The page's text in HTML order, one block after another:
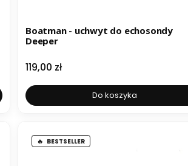
Boatman - uchwyt do echosondy
Deeper
Cena
119,00 zł
Do koszyka
BESTSELLER